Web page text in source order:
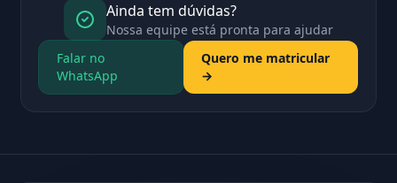
Ainda tem dúvidas?
Nossa equipe está pronta para ajudar
Falar no
WhatsApp
Quero me matricular
→